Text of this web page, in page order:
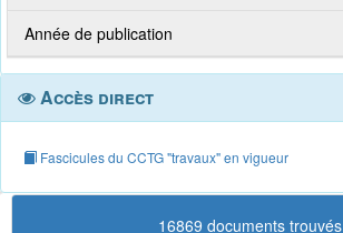
Année de publication
Accès direct
Fascicules du CCTG "travaux" en vigueur
16869 documents trouvés